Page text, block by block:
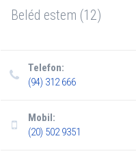
Beléd estem (12)
Telefon:
(94) 312 666
Mobil:
(20) 502 9351